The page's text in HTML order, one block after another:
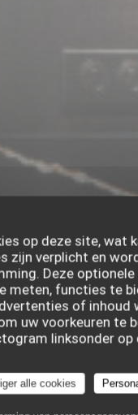
op deze site, wat
zijn verplicht en
Deze
meten, functies te
of inhoud
uw voorkeuren te
linksonder op
alle cookies